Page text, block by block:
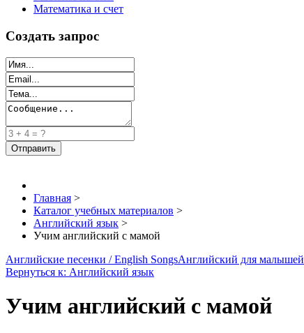
Математика и счет
Создать запрос
Главная >
Каталог учебных материалов >
Английский язык >
Учим английский с мамой
Английские песенки / English SongsАнглийский для малышей
Вернуться к: Английский язык
Учим английский с мамой